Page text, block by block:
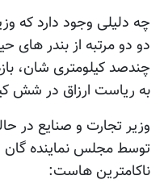
چه دلیلی وجود دارد که
دو دو مرتبه از بندر های
چندصد کیلومتری شان،
به ریاست ارزاق در شش
وزیر تجارت و صنایع در
توسط مجلس نماینده گان
ناکامترین هاست: